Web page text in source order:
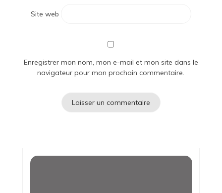
Site web
Enregistrer mon nom, mon e-mail et mon site dans le
navigateur pour mon prochain commentaire.